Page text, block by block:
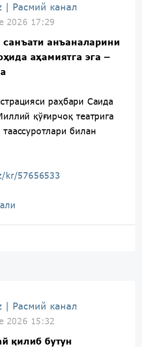
| Расмий канал
2026 17:29
санъати анъаналарини
аҳамиятга эга –
раҳбари Саида
қўғирчоқ театрига
билан
kr/57656533
| Расмий канал
2026 15:32
қилиб бутун